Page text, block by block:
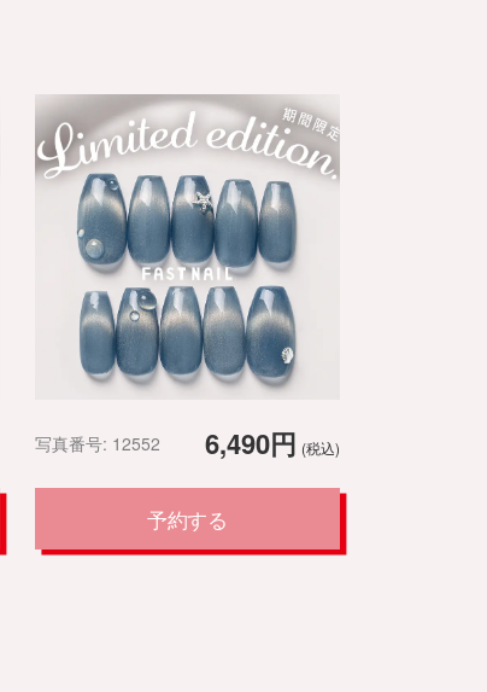
6,490円 (税込)
写真番号: 12552
予約する